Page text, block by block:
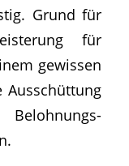
Grund für
für
gewissen
Ausschüttung